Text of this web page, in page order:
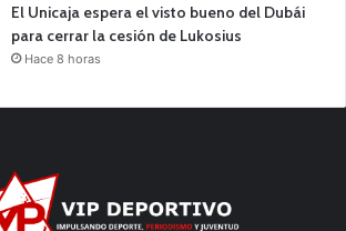
El Unicaja espera el visto bueno del Dubái
para cerrar la cesión de Lukosius
Hace 8 horas